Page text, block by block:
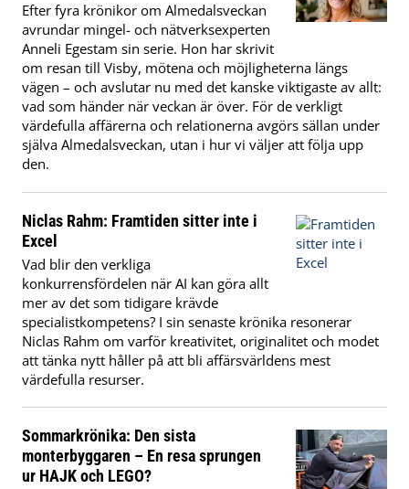
Efter fyra krönikor om Almedalsveckan
avrundar mingel- och nätverksexperten
Anneli Egestam sin serie. Hon har skrivit
om resan till Visby, mötena och möjligheterna längs
vägen – och avslutar nu med det kanske viktigaste av allt:
vad som händer när veckan är över. För de verkligt
värdefulla affärerna och relationerna avgörs sällan under
själva Almedalsveckan, utan i hur vi väljer att följa upp
den.
Niclas Rahm: Framtiden sitter inte i
Excel
Vad blir den verkliga
konkurrensfördelen när AI kan göra allt
mer av det som tidigare krävde
specialistkompetens? I sin senaste krönika resonerar
Niclas Rahm om varför kreativitet, originalitet och modet
att tänka nytt håller på att bli affärsvärldens mest
värdefulla resurser.
Sommarkrönika: Den sista
monterbyggaren – En resa sprungen
ur HAJK och LEGO?